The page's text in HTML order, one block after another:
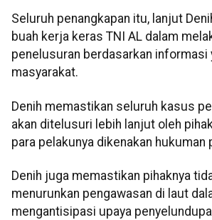
Seluruh penangkapan itu, lanjut
buah kerja keras TNI AL dalam
penelusuran berdasarkan informasi
masyarakat.
Denih memastikan seluruh kasus
akan ditelusuri lebih lanjut oleh
para pelakunya dikenakan hukuman
Denih juga memastikan pihaknya
menurunkan pengawasan di laut
mengantisipasi upaya